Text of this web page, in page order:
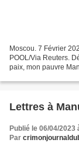
Moscou. 7 Février
POOL/Via Reuters.
paix, mon pauvre
Lettres à
Publié le 06/04/2023
Par